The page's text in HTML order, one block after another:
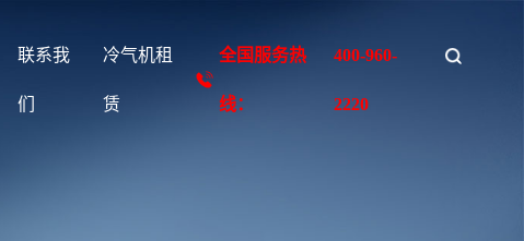
联系我
们
冷气机租
赁
全国服务热
线：
400-960-
2220